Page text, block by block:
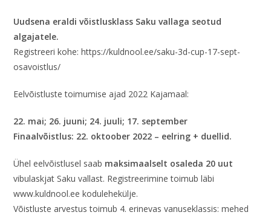
Uudsena eraldi võistlusklass Saku vallaga seotud
algajatele.
Registreeri kohe: https://kuldnool.ee/saku-3d-cup-17-sept-
osavoistlus/
Eelvõistluste toimumise ajad 2022 Kajamaal:
22. mai; 26. juuni; 24. juuli; 17. september
Finaalvõistlus: 22. oktoober 2022 – eelring + duellid.
Ühel eelvõistlusel saab maksimaalselt osaleda 20 uut
vibulaskjat Saku vallast. Registreerimine toimub läbi
www.kuldnool.ee kodulehekülje.
Võistluste arvestus toimub 4. erinevas vanuseklassis: mehed